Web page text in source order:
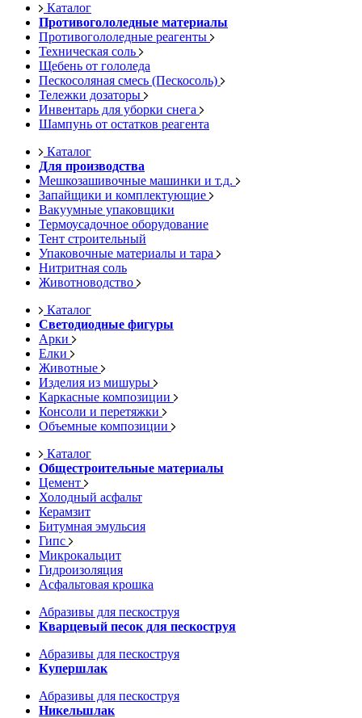
Каталог
Противогололедные материалы
Противогололедные реагенты
Техническая соль
Щебень от гололеда
Пескосоляная смесь (Пескосоль)
Тележки дозаторы
Инвентарь для уборки снега
Шампунь от остатков реагента
Каталог
Для производства
Мешкозашивочные машинки и т.д.
Запайщики и комплектующие
Вакуумные упаковщики
Термоусадочное оборудование
Тент строительный
Упаковочные материалы и тара
Нитритная соль
Животноводство
Каталог
Светодиодные фигуры
Арки
Елки
Животные
Изделия из мишуры
Каркасные композиции
Консоли и перетяжки
Объемные композиции
Каталог
Общестроительные материалы
Цемент
Холодный асфальт
Керамзит
Битумная эмульсия
Гипс
Микрокальцит
Гидроизоляция
Асфальтовая крошка
Абразивы для пескоструя
Кварцевый песок для пескоструя
Абразивы для пескоструя
Купершлак
Абразивы для пескоструя
Никельшлак